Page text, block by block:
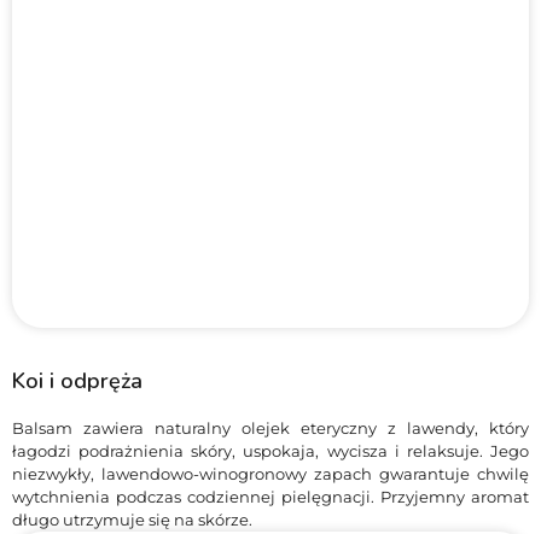
Koi i odpręża
Balsam zawiera naturalny olejek eteryczny z lawendy, który
łagodzi podrażnienia skóry, uspokaja, wycisza i relaksuje. Jego
niezwykły, lawendowo-winogronowy zapach gwarantuje chwilę
wytchnienia podczas codziennej pielęgnacji. Przyjemny aromat
długo utrzymuje się na skórze.